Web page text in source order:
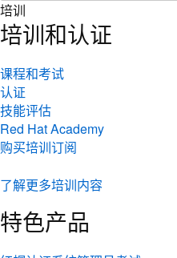
培训
培训和认证
课程和考试
认证
技能评估
Red Hat Academy
购买培训订阅
了解更多培训内容
特色产品